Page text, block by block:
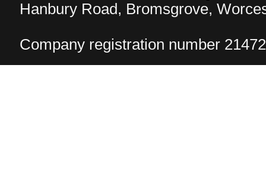
Hanbury Road, Bromsgrove,
Company registration number